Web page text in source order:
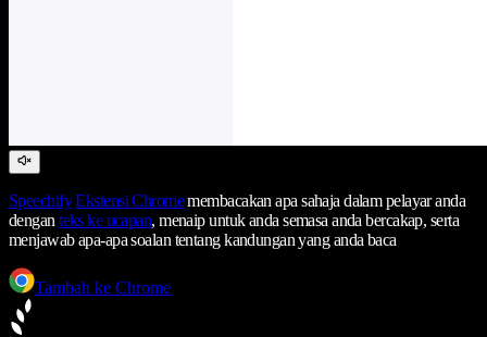
Speechify Ekstensi Chromemembacakan apa sahaja dalam pelayar anda
denganteks ke ucapan, menaip untuk anda semasa anda bercakap, serta
menjawab apa-apa soalan tentang kandungan yang anda baca
Tambah ke Chrome